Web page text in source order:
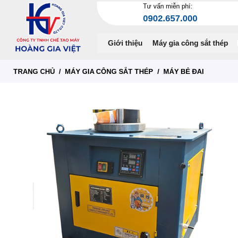
dung
Tư vấn miễn phí:
0902.657.000
Giới thiệu Máy gia công sắt thép
TRANG CHỦ / MÁY GIA CÔNG SẮT THÉP / MÁY BẺ ĐAI